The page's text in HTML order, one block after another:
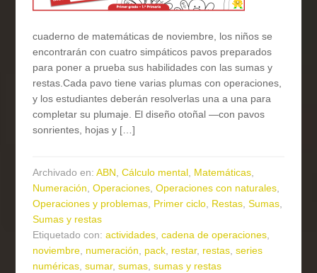
cuaderno de matemáticas de noviembre, los niños se
encontrarán con cuatro simpáticos pavos preparados
para poner a prueba sus habilidades con las sumas y
restas.Cada pavo tiene varias plumas con operaciones,
y los estudiantes deberán resolverlas una a una para
completar su plumaje. El diseño otoñal —con pavos
sonrientes, hojas y […]
Archivado en:ABN,Cálculo mental, Matemáticas,
Numeración,Operaciones,Operaciones con naturales,
Operaciones y problemas, Primer ciclo, Restas,Sumas,
Sumas y restas
Etiquetado con:actividades,cadena de operaciones,
noviembre, numeración, pack, restar, restas,series
numéricas,sumar,sumas,sumas y restas